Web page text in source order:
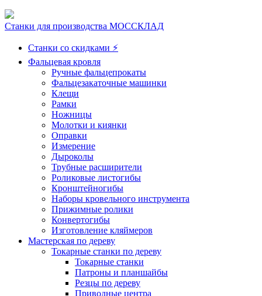
Станки для производства МОССКЛАД
Станки со скидками ⚡
Фальцевая кровля
Ручные фальцепрокаты
Фальцезакаточные машинки
Клещи
Рамки
Ножницы
Молотки и киянки
Оправки
Измерение
Дыроколы
Трубные расширители
Роликовые листогибы
Кронштейногибы
Наборы кровельного инструмента
Прижимные ролики
Конвертогибы
Изготовление кляймеров
Мастерская по дереву
Токарные станки по дереву
Токарные станки
Патроны и планшайбы
Резцы по дереву
Приводные центра